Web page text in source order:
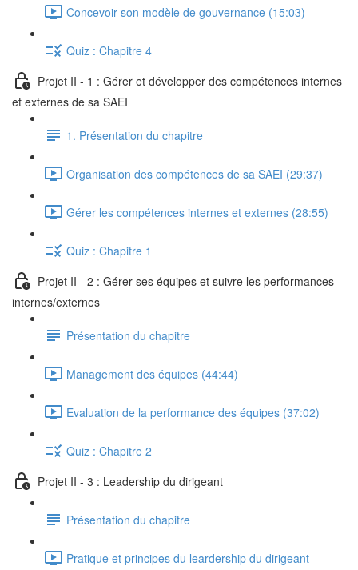
Concevoir son modèle de gouvernance (15:03)
Quiz : Chapitre 4
Projet II - 1 : Gérer et développer des compétences internes
et externes de sa SAEI
1. Présentation du chapitre
Organisation des compétences de sa SAEI (29:37)
Gérer les compétences internes et externes (28:55)
Quiz : Chapitre 1
Projet II - 2 : Gérer ses équipes et suivre les performances
internes/externes
Présentation du chapitre
Management des équipes (44:44)
Evaluation de la performance des équipes (37:02)
Quiz : Chapitre 2
Projet II - 3 : Leadership du dirigeant
Présentation du chapitre
Pratique et principes du leardership du dirigeant